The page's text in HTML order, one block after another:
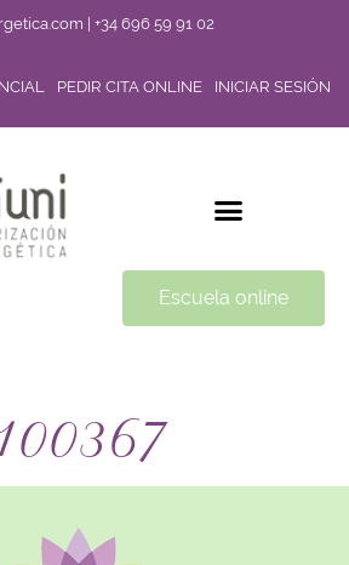
| +34 696 59 91 02
PEDIR CITA ONLINE INICIAR SESIÓN
Escuela online